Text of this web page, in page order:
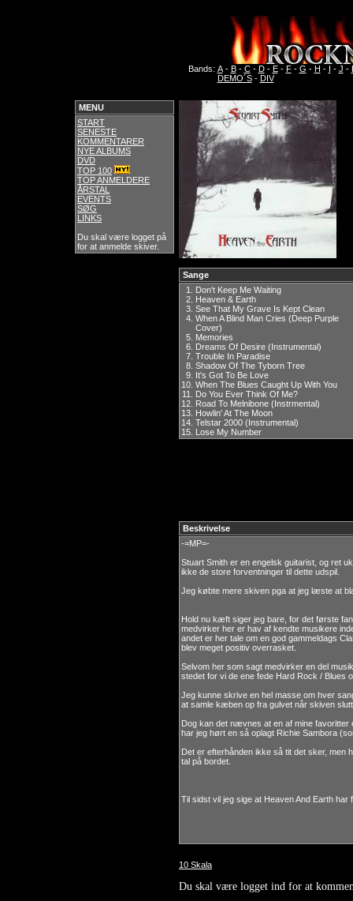
Bands: A- B- C- D- E- F- G - H - I - J -
DEMO´S- DIV
MENU
START
SENESTE
KOMMENTARER
NYE ALBUMS
DVD
TOP 100
TOP ANMELDERE
ÅRSTAL
EVENTS
SØG
LINKS
Du skal være logget på
for at anmelde skiver.
Sange
1. Don't Keep Me Waiting
2. Heaven & Earth
3. See That My Grave Is Kept Clean
4. When A Blind Man Cries (Deep Purple
Cover)
5. Memories
6. Dreams Of Desire (Instrumental)
7. Trouble In Paradise
8. Shadow Of The Tyborn Tree
9. It's Got To Be Love
10. When The Blues Caught Up With You
11. Do You Ever Think Of Me?
12. Road To Melnibone (Instrmental)
13. Howlin' At The Moon
14. Telstar 2000 (Instrumental)
15. Lose My Number
Beskrivelse
-=MP=-
Stuart Smith er en engelsk guitarist, og ret
ikke de store forventninger til dette udspil.
Jeg købte mere skiven pga at jeg læste at
Hold nu kæft siger jeg bare, for det første
medvirker her er hav af kendte musikere
andet er her tale om en god gammeldags
blev meget positiv overrasket.
Selvom her som sagt medvirker en del
stedet for vi de ene fede Hard Rock / Blues
Jeg kunne skrive en hel masse om hver
at samle kæben op fra gulvet når skiven
Dog kan det nævnes at en af mine favoritter
har jeg hørt en så oplagt Richie Sambora
Det er efterhånden ikke så tit det sker, men
tal på bordet.
Til sidst vil jeg sige at Heaven And Earth
10 Skala
Du skal være logget ind for at